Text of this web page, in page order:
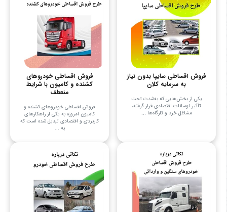
فروش اقساطی سایپا بدون نیاز
به سرمایه کلان
یکی از بخش‌هایی که به‌شدت تحت
تأثیر نوسانات اقتصادی قرار گرفته،
مشاغل خرد و کارگاه‌ها ...
فروش اقساطی خودروهای
کشنده و کامیون با شرایط
منعطف
فروش اقساطی خودروهای کشنده و
کامیون امروزه به یکی از راهکارهای
کاربردی و اقتصادی تبدیل شده است که
به ...